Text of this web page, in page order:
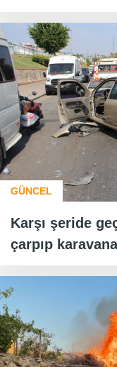
GÜNCEL
Karşı şeride
çarpıp